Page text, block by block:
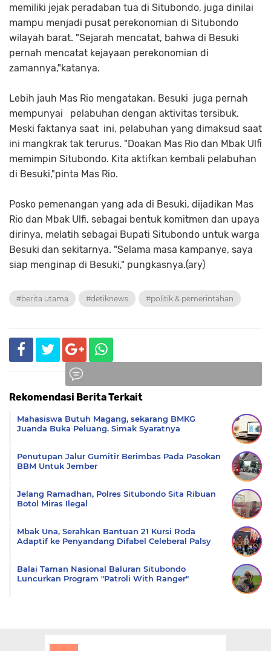
memiliki jejak peradaban tua di Situbondo, juga dinilai
mampu menjadi pusat perekonomian di Situbondo
wilayah barat. "Sejarah mencatat, bahwa di Besuki
pernah mencatat kejayaan perekonomian di
zamannya,"katanya.
Lebih jauh Mas Rio mengatakan, Besuki juga pernah
mempunyai pelabuhan dengan aktivitas tersibuk.
Meski faktanya saat ini, pelabuhan yang dimaksud saat
ini mangkrak tak terurus. "Doakan Mas Rio dan Mbak Ulfi
memimpin Situbondo. Kita aktifkan kembali pelabuhan
di Besuki,"pinta Mas Rio.
Posko pemenangan yang ada di Besuki, dijadikan Mas
Rio dan Mbak Ulfi, sebagai bentuk komitmen dan upaya
dirinya, melatih sebagai Bupati Situbondo untuk warga
Besuki dan sekitarnya. "Selama masa kampanye, saya
siap menginap di Besuki," pungkasnya.(ary)
#berita utama #detiknews #politik & pemerintahan
Rekomendasi Berita Terkait
Mahasiswa Butuh Magang, sekarang BMKG
Juanda Buka Peluang. Simak Syaratnya
‎Penutupan Jalur Gumitir Berimbas Pada Pasokan
BBM Untuk Jember
Jelang Ramadhan, Polres Situbondo Sita Ribuan
Botol Miras Ilegal
Mbak Una, Serahkan Bantuan 21 Kursi Roda
Adaptif ke Penyandang Difabel Celeberal Palsy
Balai Taman Nasional Baluran Situbondo
Luncurkan Program "Patroli With Ranger"